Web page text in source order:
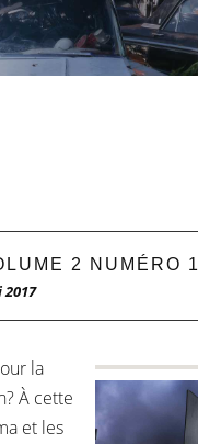
2 NUMÉRO 1
2017
la
À cette
et les